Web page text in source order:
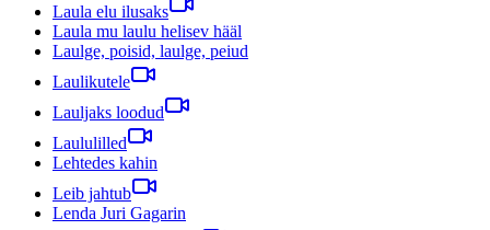
Laula elu ilusaks
Laula mu laulu helisev hääl
Laulge, poisid, laulge, peiud
Laulikutele
Lauljaks loodud
Laululilled
Lehtedes kahin
Leib jahtub
Lenda Juri Gagarin